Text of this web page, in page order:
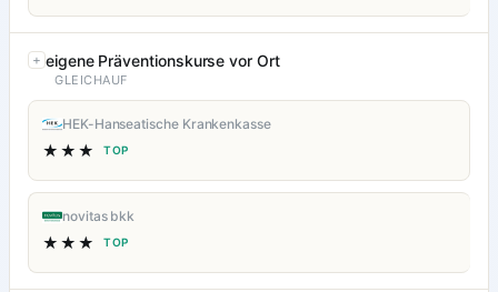
eigene Präventionskurse vor Ort
GLEICHAUF
HEK-Hanseatische Krankenkasse
★★★ TOP
novitas bkk
★★★ TOP